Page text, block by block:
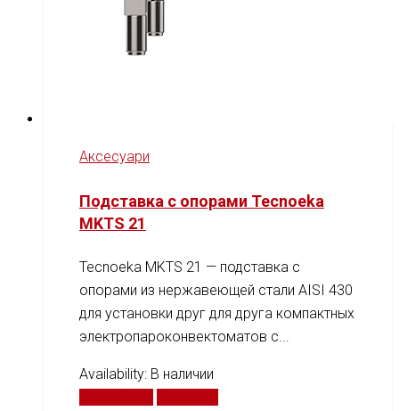
Аксесуари
Подставка с опорами Tecnoeka
MKTS 21
Tecnoeka MKTS 21 — подставка с
опорами из нержавеющей стали AISI 430
для установки друг для друга компактных
электропароконвектоматов с...
Availability: В наличии